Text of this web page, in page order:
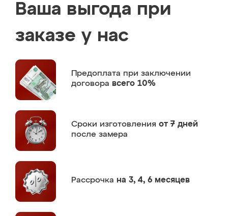
Ваша выгода при
заказе у нас
Предоплата при заключении
договора всего 10%
Сроки изготовления от 7 дней
после замера
Рассрочка на 3, 4, 6 месяцев